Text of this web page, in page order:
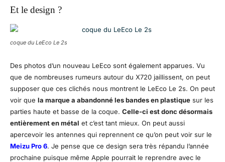
Et le design ?
coque du LeEco Le 2s
Des photos d’un nouveau LeEco sont également apparues. Vu
que de nombreuses rumeurs autour du X720 jaillissent, on peut
supposer que ces clichés nous montrent le LeEco Le 2s. On peut
voir que la marque a abandonné les bandes en plastique sur les
parties haute et basse de la coque. Celle-ci est donc désormais
entièrement en métal et c’est tant mieux. On peut aussi
apercevoir les antennes qui reprennent ce qu’on peut voir sur le
Meizu Pro 6. Je pense que ce design sera très répandu l’année
prochaine puisque même Apple pourrait le reprendre avec le